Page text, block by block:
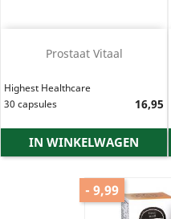
Prostaat Vitaal
Highest Healthcare
30 capsules
16,95
IN WINKELWAGEN
- 9,99